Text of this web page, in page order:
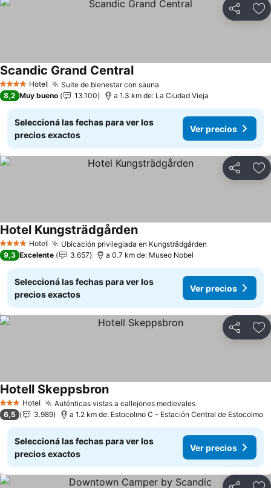
Compartir
4 EstrellasHotel Suite de bienestar con sauna
Scandic Grand Central
8,2 Muy bueno 13.100 a 1.3 km de: La Ciudad Vieja
Seleccioná las fechas para ver los
precios exactos
Ver precios
Compartir
4 EstrellasHotel Ubicación privilegiada en Kungsträdgården
Hotel Kungsträdgården
9,3 Excelente 3.657 a 0.7 km de: Museo Nobel
Seleccioná las fechas para ver los
precios exactos
Ver precios
Compartir
3 Estrellas
Hotel Auténticas vistas a callejones medievales
Hotell Skeppsbron
6,5 3.989 a 1.2 km de: Estocolmo C - Estación Central de Estocolmo
Seleccioná las fechas para ver los
precios exactos
Ver precios